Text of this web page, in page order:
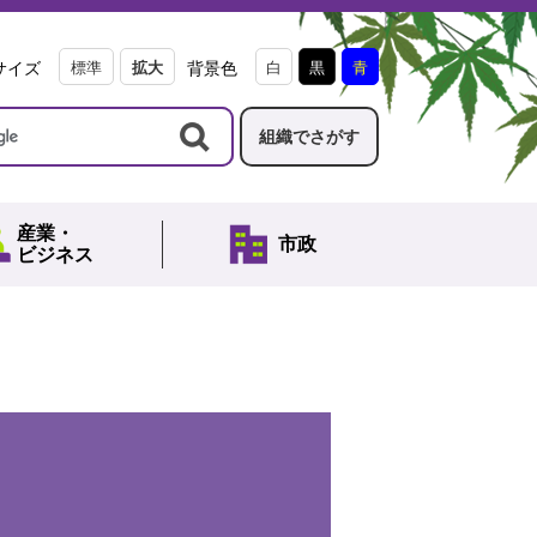
イズ 標準 拡大 背景色 白 黒 青
組織でさがす
産業・
ビジネス
市政